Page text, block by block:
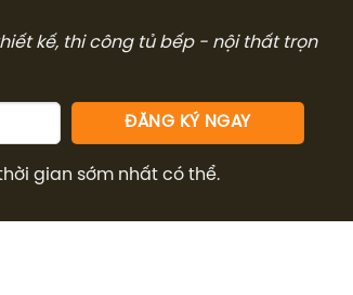
kế, thi công tủ bếp - nội thất trọn
gian sớm nhất có thể.